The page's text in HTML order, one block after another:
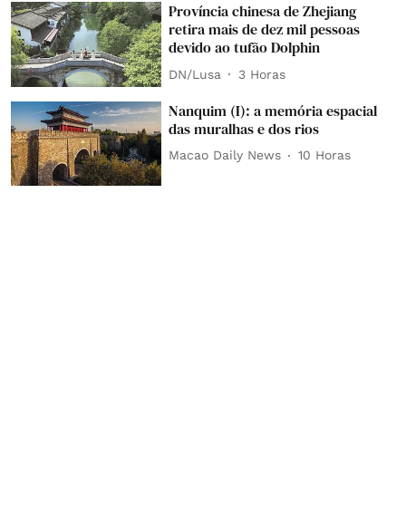
Província chinesa de Zhejiang
retira mais de dez mil pessoas
devido ao tufão Dolphin
DN/Lusa 3 Horas
Nanquim (I): a memória espacial
das muralhas e dos rios
Macao Daily News 10 Horas